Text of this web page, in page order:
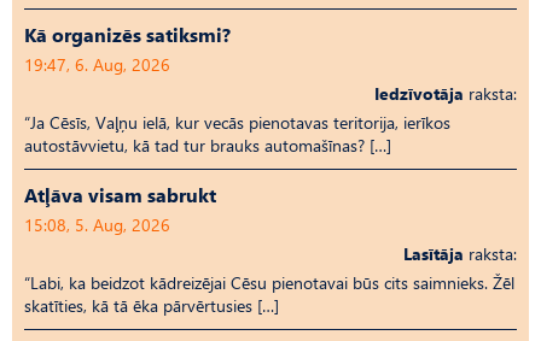
Kā organizēs satiksmi?
19:47, 6. Aug, 2026
Iedzīvotāja raksta:
“Ja Cēsīs, Vaļņu ielā, kur vecās pienotavas teritorija, ierīkos
autostāvvietu, kā tad tur brauks automašīnas? […]
Atļāva visam sabrukt
15:08, 5. Aug, 2026
Lasītāja raksta:
“Labi, ka beidzot kādreizējai Cēsu pienotavai būs cits saimnieks. Žēl
skatīties, kā tā ēka pārvērtusies […]